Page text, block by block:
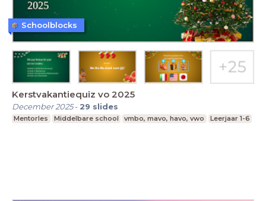
Kerstvakantiequiz vo 2025
December 2025- 29 slides
Mentorles Middelbare school vmbo, mavo, havo, vwo Leerjaar 1-6
Schoolblocks